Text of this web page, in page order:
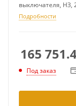
выключателя, НЗ,
Подробности
165
Под заказ